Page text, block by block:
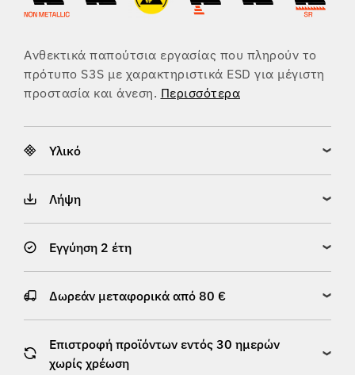
Ανθεκτικά παπούτσια εργασίας που πληρούν το
πρότυπο S3S με χαρακτηριστικά ESD για μέγιστη
προστασία και άνεση. Περισσότερα
Υλικό
Λήψη
Εγγύηση 2 έτη
Δωρεάν μεταφορικά από 80 €
Επιστροφή προϊόντων εντός 30 ημερών
χωρίς χρέωση